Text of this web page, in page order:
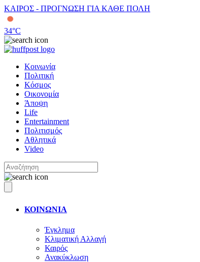
ΚΑΙΡΟΣ - ΠΡΟΓΝΩΣΗ ΓΙΑ ΚΑΘΕ ΠΟΛΗ
34°C
Κοινωνία
Πολιτική
Κόσμος
Οικονομία
Άποψη
Life
Entertainment
Πολιτισμός
Αθλητικά
Video
ΚΟΙΝΩΝΙΑ
Έγκλημα
Κλιματική Αλλαγή
Καιρός
Ανακύκλωση